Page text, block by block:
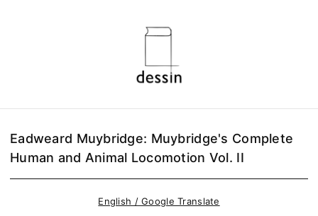
Eadweard Muybridge: Muybridge's Complete
Human and Animal Locomotion Vol. II
English / Google Translate